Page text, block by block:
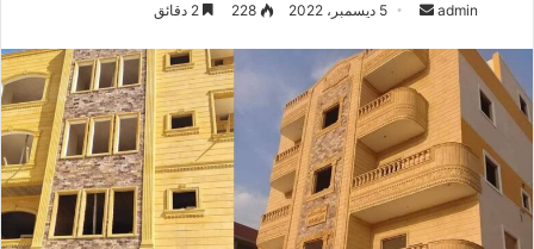
admin
س
ل
ب
ر
ي
د
ا
5 ديسمبر، 2022 228